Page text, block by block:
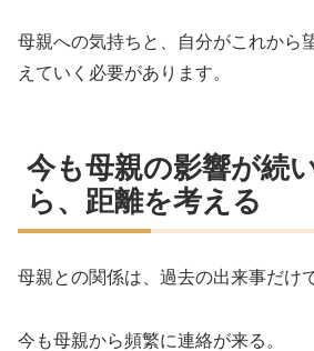
母親への気持ちと、自分がこれから
えていく必要があります。
今も母親の影響が続
ら、距離を考える
母親との関係は、過去の出来事だけ
今も母親から頻繁に連絡が来る。